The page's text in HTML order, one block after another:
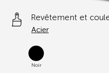
Revêtement et
Acier
Noir